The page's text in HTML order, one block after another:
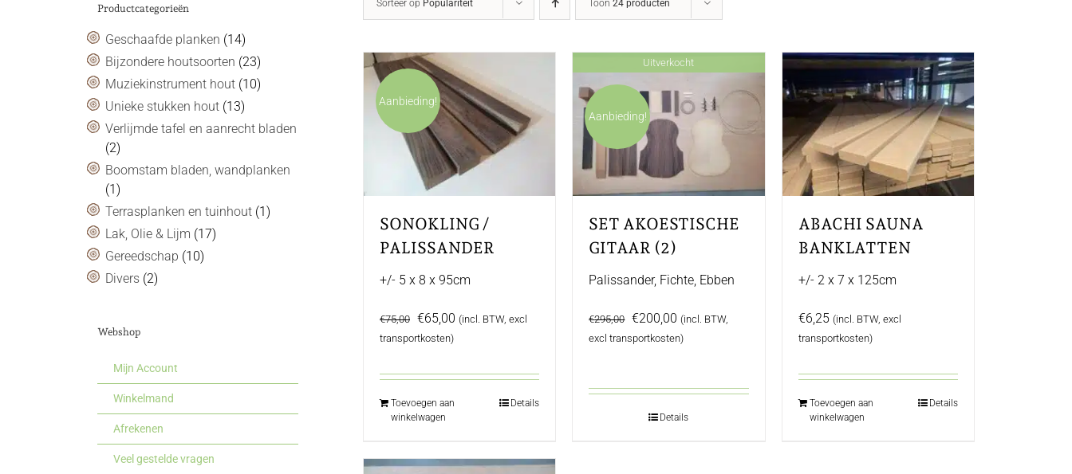
Sorteer op Populariteit Toon 24 producten
Aanbieding!
SONOKLING /
PALISSANDER
+/- 5 x 8 x 95cm
€75,00 Oorspronkelijke
prijs
€75,00.
€65,00 Huidige
€65,00.
(incl. BTW, excl
transportkosten)
Toevoegen aan
winkelwagen
Details
Uitverkocht
Aanbieding!
SET AKOESTISCHE
GITAAR (2)
Palissander, Fichte, Ebben
€295,00 Oorspronkelijke
prijs
€200,00 Huidige
prijs
(incl. BTW,
excl transportkosten)
Details
ABACHI SAUNA
BANKLATTEN
+/- 2 x 7 x 125cm
€6,25 (incl. BTW, excl
transportkosten)
Toevoegen aan
winkelwagen
Details
Productcategorieën
Geschaafde planken (14)
Bijzondere houtsoorten (23)
Muziekinstrument hout (10)
Unieke stukken hout (13)
Verlijmde tafel en aanrecht bladen
(2)
Boomstam bladen, wandplanken
(1)
Terrasplanken en tuinhout (1)
Lak, Olie & Lijm (17)
Gereedschap (10)
Divers (2)
Webshop
Mijn Account
Winkelmand
Afrekenen
Veel gestelde vragen